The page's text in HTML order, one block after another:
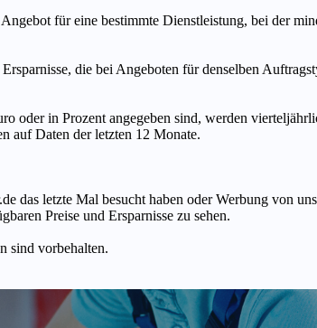
für eine bestimmte Dienstleistung, bei der
die bei Angeboten für denselben
oder in Prozent angegeben sind, werden
auf Daten der letzten 12 Monate.
das letzte Mal besucht haben oder Werbung von
Preise und Ersparnisse zu sehen.
sind vorbehalten.